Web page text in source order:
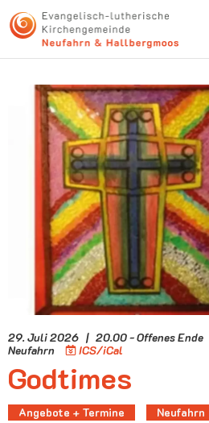
29. Juli 2026 | 20.00 - Offenes Ende
Neufahrn
ICS/iCal
Godtimes
Angebote + Termine Neufahrn